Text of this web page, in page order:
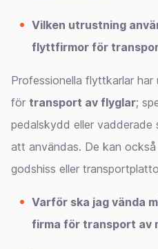
Vilken utrustning
flyttfirmor för
Professionella flyttkarlar har
för transport av flyglar;
pedalskydd eller
att användas. De kan
godshiss eller
Varför ska jag vända
firma för transport av